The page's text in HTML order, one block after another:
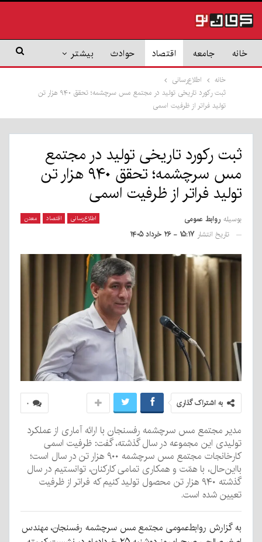
خانه جامعه اقتصاد حوادث بیشتر
خانه
اطلاع‌رسانی
ثبت رکورد تاریخی تولید در مجتمع مس سرچشمه؛ تحقق ۹۴۰ هزار تن
تولید فراتر از ظرفیت اسمی
ثبت رکورد تاریخی تولید در مجتمع
مس سرچشمه؛ تحقق ۹۴۰ هزار تن
تولید فراتر از ظرفیت اسمی
اطلاع‌رسانی اقتصاد معدن بوسیله روابط عمومی
تاریخ انتشار ۱۵:۱۷ - ۲۶ خرداد ۱۴۰۵
۰ به اشتراک گذاری
مدیر مجتمع مس سرچشمه رفسنجان با ارائه آماری از عملکرد
تولیدی این مجموعه در سال گذشته، گفت: ظرفیت اسمی
کارخانجات مجتمع مس سرچشمه ۹۰۰ هزار تن در سال است؛
بااین‌حال، با همّت و همکاری تمامی کارکنان، توانستیم در سال
گذشته ۹۴۰ هزار تن محصول تولید کنیم که فراتر از ظرفیت
تعیین شده است.
به گزارش روابط‌عمومی مجتمع مس سرچشمه رفسنجان، مهندس